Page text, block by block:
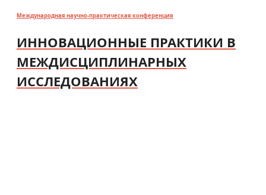
Международная научно-практическая конференция
ИННОВАЦИОННЫЕ ПРАКТИКИ В
МЕЖДИСЦИПЛИНАРНЫХ
ИССЛЕДОВАНИЯХ